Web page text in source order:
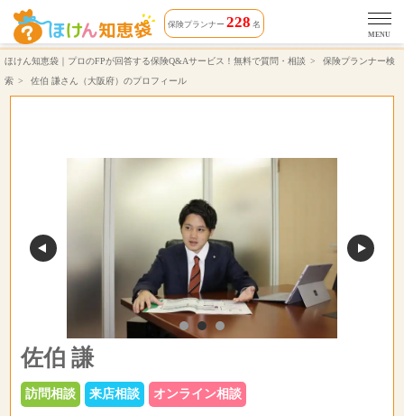
佐伯 謙さん（対応エリア 大阪府）相談できる保険プランナーのプロフィール | ほけん知恵袋
保険プランナー 228 名
MENU
ほけん知恵袋｜プロのFPが回答する保険Q&Aサービス！無料で質問・相談
保険プランナー検
索
佐伯 謙さん（大阪府）のプロフィール
佐伯 謙
訪問相談 来店相談 オンライン相談